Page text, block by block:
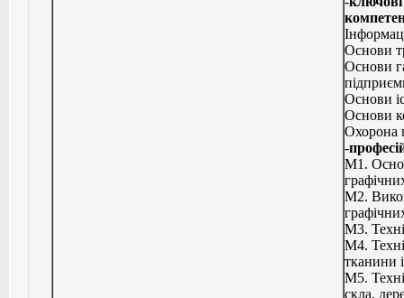
Основи
Основи
Основи
Основи
Охорона
-
М1.
М2.
М3.
М4.
тканини
М5.
скла,